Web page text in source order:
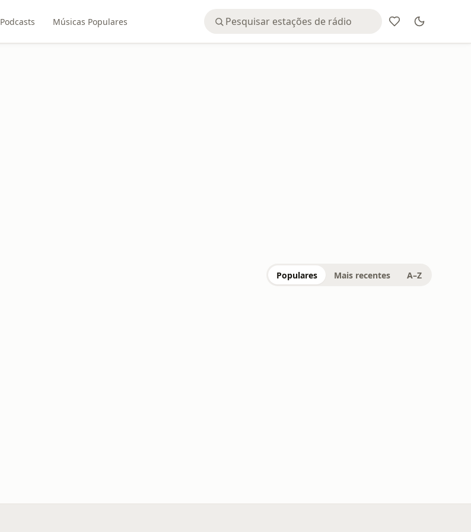
Podcasts Músicas Populares
Populares Mais recentes A–Z